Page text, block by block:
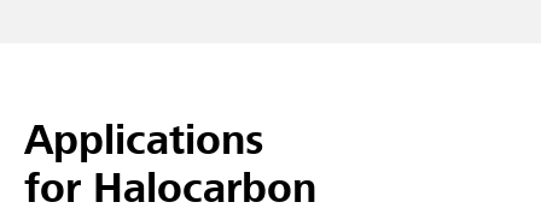
Applications
for Halocarbon